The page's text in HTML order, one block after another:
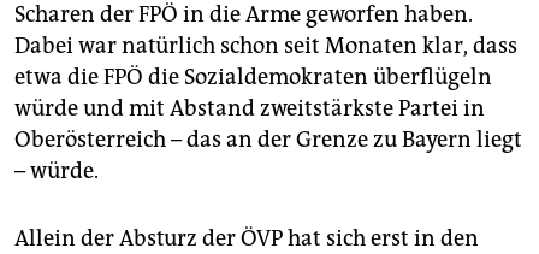
Scharen der FPÖ in die Arme geworfen haben.
Dabei war natürlich schon seit Monaten klar, dass
etwa die FPÖ die Sozialdemokraten überflügeln
würde und mit Abstand zweitstärkste Partei in
Oberösterreich – das an der Grenze zu Bayern liegt
– würde.
Allein der Absturz der ÖVP hat sich erst in den